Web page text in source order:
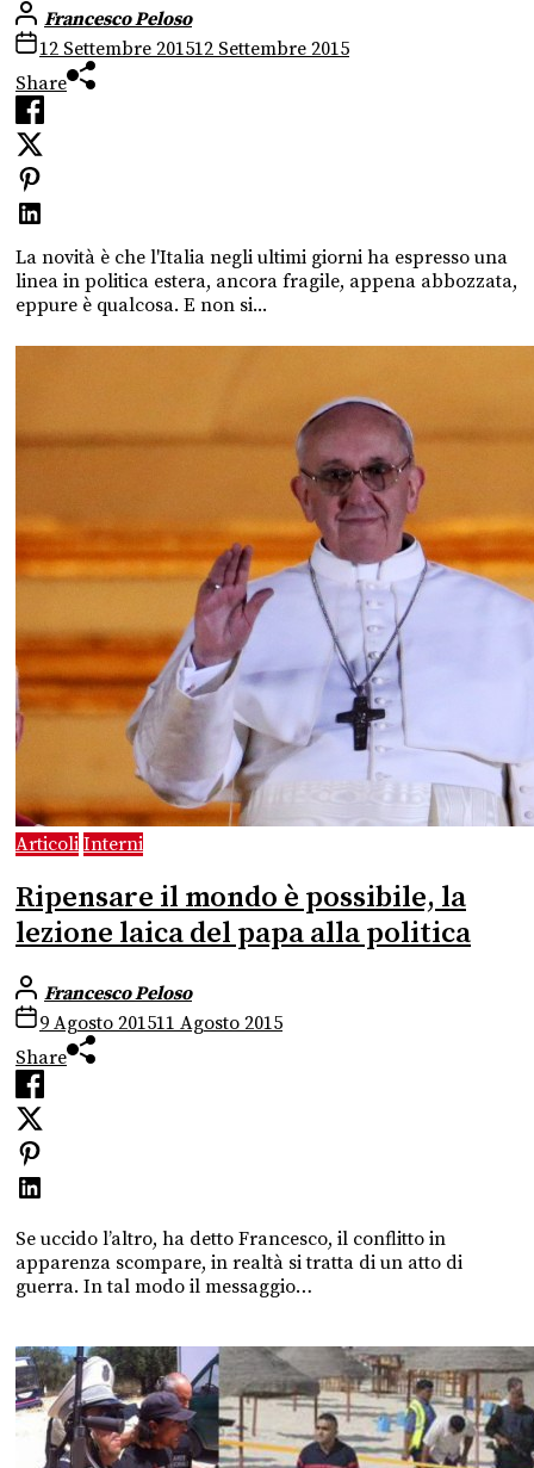
Francesco Peloso
12 Settembre 201512 Settembre 2015
Share
La novità è che l'Italia negli ultimi giorni ha espresso una
linea in politica estera, ancora fragile, appena abbozzata,
eppure è qualcosa. E non si...
Articoli Interni
Ripensare il mondo è possibile, la
lezione laica del papa alla politica
Francesco Peloso
9 Agosto 201511 Agosto 2015
Share
Se uccido l’altro, ha detto Francesco, il conflitto in
apparenza scompare, in realtà si tratta di un atto di
guerra. In tal modo il messaggio…